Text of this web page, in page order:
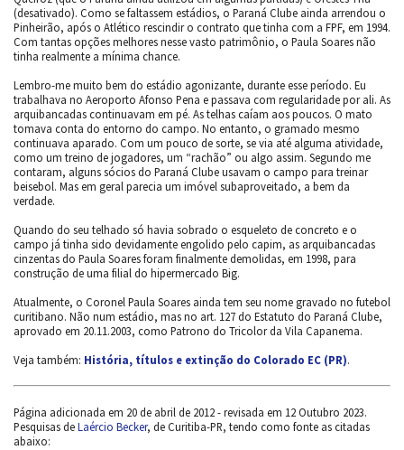
(desativado). Como se faltassem estádios, o Paraná Clube ainda arrendou o
Pinheirão, após o Atlético rescindir o contrato que tinha com a FPF, em 1994.
Com tantas opções melhores nesse vasto patrimônio, o Paula Soares não
tinha realmente a mínima chance.
Lembro-me muito bem do estádio agonizante, durante esse período. Eu
trabalhava no Aeroporto Afonso Pena e passava com regularidade por ali. As
arquibancadas continuavam em pé. As telhas caíam aos poucos. O mato
tomava conta do entorno do campo. No entanto, o gramado mesmo
continuava aparado. Com um pouco de sorte, se via até alguma atividade,
como um treino de jogadores, um “rachão” ou algo assim. Segundo me
contaram, alguns sócios do Paraná Clube usavam o campo para treinar
beisebol. Mas em geral parecia um imóvel subaproveitado, a bem da
verdade.
Quando do seu telhado só havia sobrado o esqueleto de concreto e o
campo já tinha sido devidamente engolido pelo capim, as arquibancadas
cinzentas do Paula Soares foram finalmente demolidas, em 1998, para
construção de uma filial do hipermercado Big.
Atualmente, o Coronel Paula Soares ainda tem seu nome gravado no futebol
curitibano. Não num estádio, mas no art. 127 do Estatuto do Paraná Clube,
aprovado em 20.11.2003, como Patrono do Tricolor da Vila Capanema.
Veja também: História, títulos e extinção do Colorado EC (PR).
Página adicionada em 20 de abril de 2012 - revisada em 12 Outubro 2023.
Pesquisas deLaércio Becker, de Curitiba-PR, tendo como fonte as citadas
abaixo: